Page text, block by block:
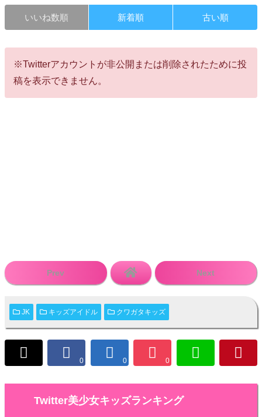
いいね数順 新着順 古い順
※Twitterアカウントが非公開または削除されたために投
稿を表示できません。
Prev Next
JK キッズアイドル クワガタキッズ
0 0 0
Twitter美少女キッズランキング